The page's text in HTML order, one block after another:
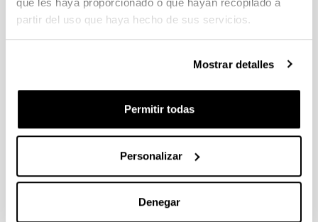
partir del uso que haya hecho de sus servicios.
Mostrar detalles
Permitir todas
Personalizar
Denegar
Miguel A Zubiaurre
Maider.Aldaz
Igor Alvarez
JAmondarain
ASaitua
AGarayar
TCaraballo
AnderIbarloza
IzaskunIpiñazar